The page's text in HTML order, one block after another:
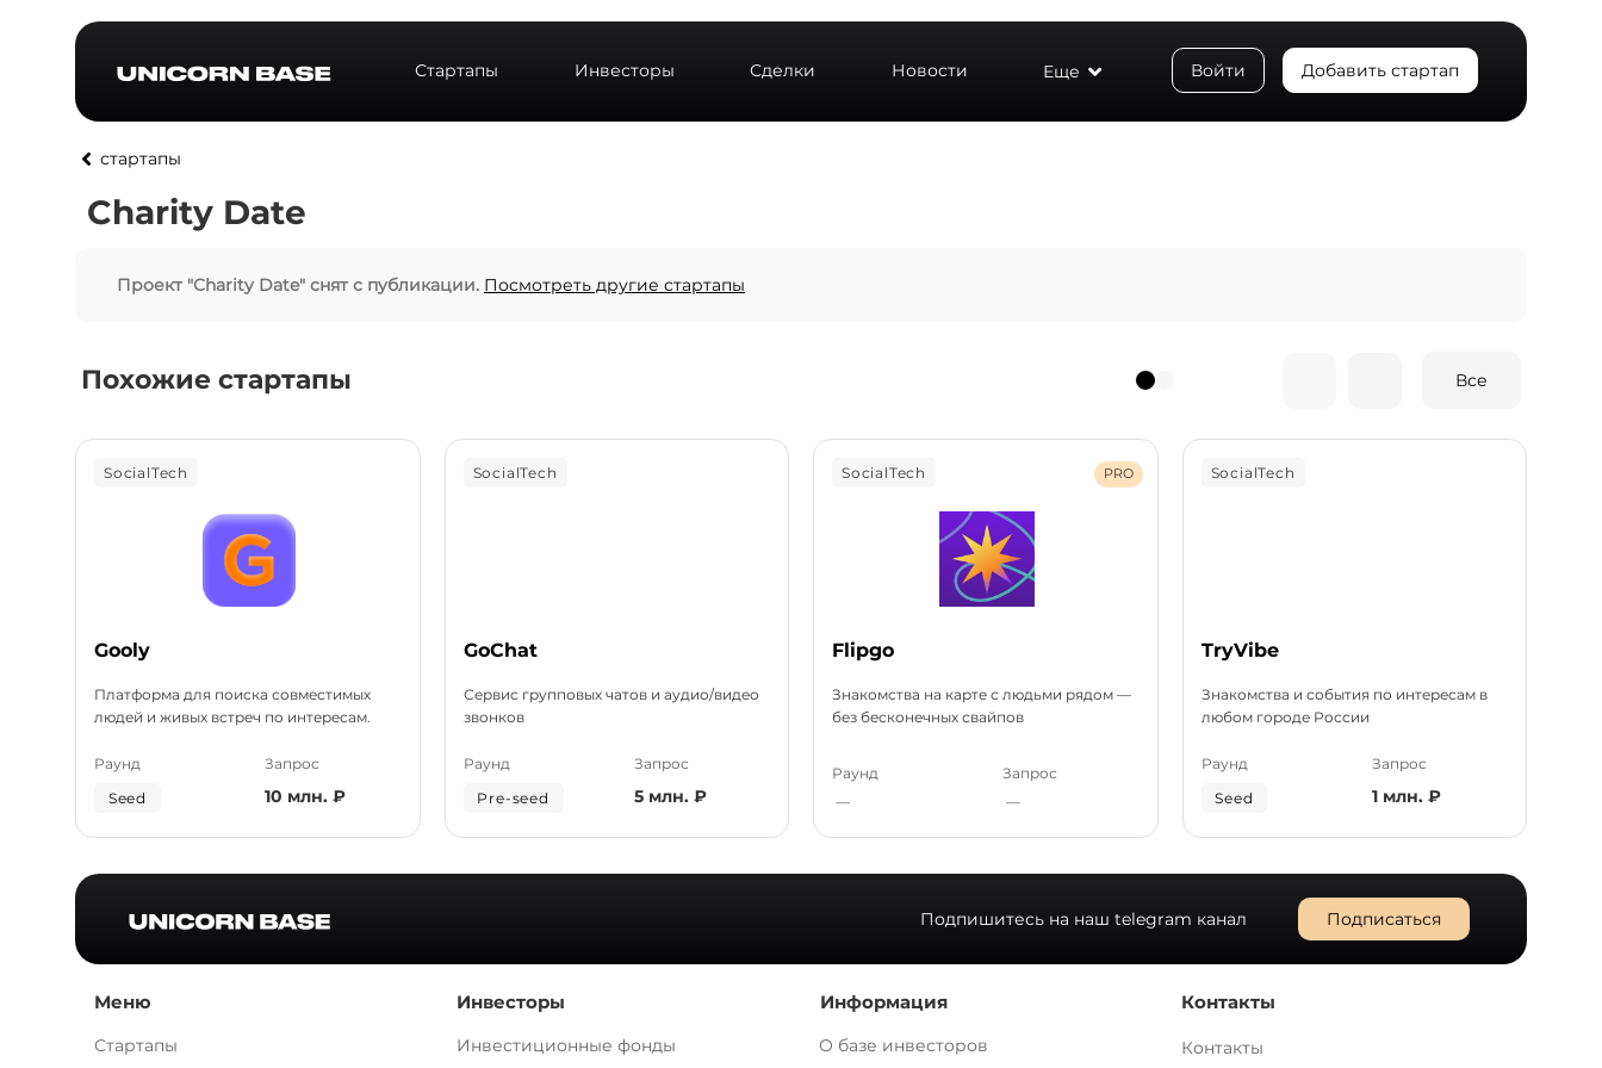
Стартапы Инвесторы Сделки Новости Еще Войти Добавить стартап
стартапы
Charity Date
Проект "Charity Date" снят с публикации. Посмотреть другие стартапы
Похожие стартапы Все
SocialTech
Gooly
Платформа для поиска совместимых
людей и живых встреч по интересам.
Раунд
Seed
Запрос
10 млн. ₽
SocialTech
GoChat
Сервис групповых чатов и аудио/видео
звонков
Раунд
Pre-seed
Запрос
5 млн. ₽
SocialTech PRO
Flipgo
Знакомства на карте с людьми рядом —
без бесконечных свайпов
Раунд
—
Запрос
—
SocialTech
TryVibe
Знакомства и события по интересам в
любом городе России
Раунд
Seed
Запрос
1 млн. ₽
Подпишитесь на наш telegram канал Подписаться
Меню
Стартапы
Инвесторы
Инвестиционные фонды
Информация
О базе инвесторов
Контакты
Контакты